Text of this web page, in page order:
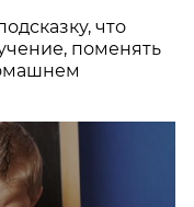
что
поменять